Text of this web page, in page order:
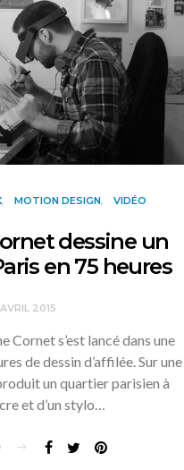
MOTION DESIGN VIDÉO
dessine un
en 75 heures
2015
Cornet s’est lancé dans une
de dessin d’affilée. Sur une
un quartier parisien à
et d’un stylo…